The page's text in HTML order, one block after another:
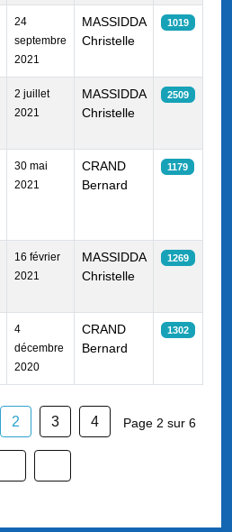
24
septembre
2021
MASSIDDA
Christelle
1019
2 juillet
2021
MASSIDDA
Christelle
2509
30 mai
2021
CRAND
Bernard
1179
16 février
2021
MASSIDDA
Christelle
1269
4
décembre
2020
CRAND
Bernard
1302
Page 2 sur 6
2 3 4